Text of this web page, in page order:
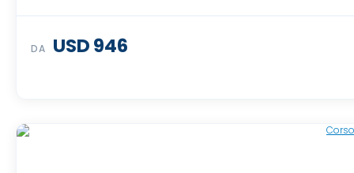
DA USD 946